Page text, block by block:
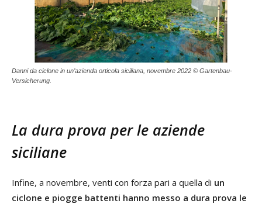
Danni da ciclone in un’azienda orticola siciliana, novembre 2022 © Gartenbau-
Versicherung.
La dura prova per le aziende
siciliane
Infine, a novembre, venti con forza pari a quella di un
ciclone e piogge battenti hanno messo a dura prova le